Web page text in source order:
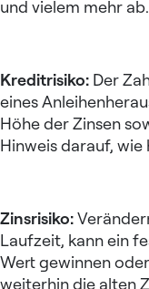
und vielem mehr
Kreditrisiko: Der
eines
Höhe der Zinsen
Hinweis darauf,
Zinsrisiko:
Laufzeit, kann ein
Wert gewinnen
weiterhin die alten